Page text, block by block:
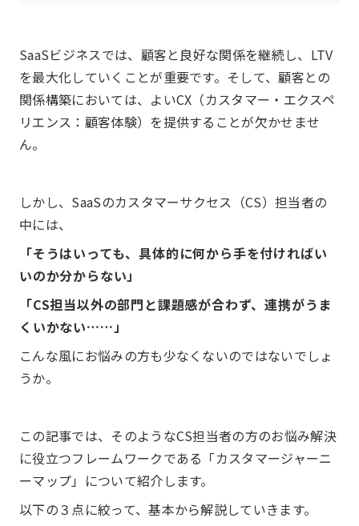
SaaSビジネスでは、顧客と良好な関係を継続し、LTV
を最大化していくことが重要です。そして、顧客との
関係構築においては、よいCX（カスタマー・エクスペ
リエンス：顧客体験）を提供することが欠かせませ
ん。
しかし、SaaSのカスタマーサクセス（CS）担当者の
中には、
「そうはいっても、具体的に何から手を付ければい
いのか分からない」
「CS担当以外の部門と課題感が合わず、連携がうま
くいかない……」
こんな風にお悩みの方も少なくないのではないでしょ
うか。
この記事では、そのようなCS担当者の方のお悩み解決
に役立つフレームワークである「カスタマージャーニ
ーマップ」について紹介します。
以下の３点に絞って、基本から解説していきます。